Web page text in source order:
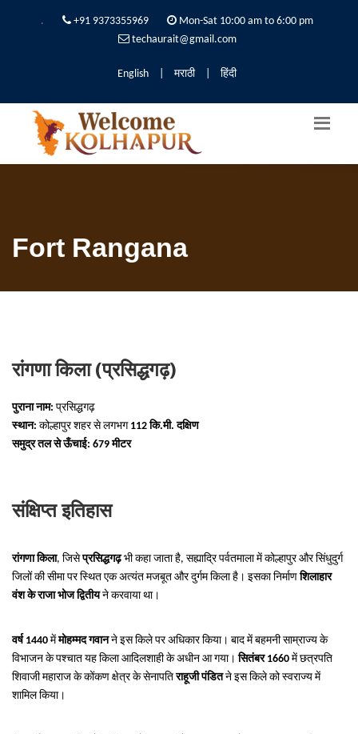
. +91 9373355969
Mon-Sat 10:00 am to 6:00 pm
techaurait@gmail.com
English मराठी हिंदी
Fort Rangana
रांगणा किला (प्रसिद्धगढ़)
पुराना नाम: प्रसिद्धगढ़
स्थान: कोल्हापुर शहर से लगभग 112 कि.मी. दक्षिण
समुद्र तल से ऊँचाई: 679 मीटर
संक्षिप्त इतिहास
रांगणा किला, जिसेप्रसिद्धगढ़भी कहा जाता है, सह्याद्रि पर्वतमाला में कोल्हापुर और सिंधुदुर्ग
जिलों की सीमा पर स्थित एक अत्यंत मजबूत और दुर्गम किला है। इसका निर्माणशिलाहार
वंश के राजा भोज द्वितीयने करवाया था।
वर्ष 1440 मेंमोहम्मद गवानने इस किले पर अधिकार किया। बाद में बहमनी साम्राज्य के
विभाजन के पश्चात यह किला आदिलशाही के अधीन आ गया।सितंबर 1660 में छत्रपति
शिवाजी महाराज के कोंकण क्षेत्र के सेनापतिराहूजी पंडितने इस किले को स्वराज्य में
शामिल किया।